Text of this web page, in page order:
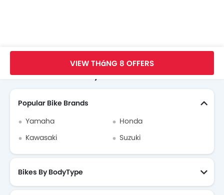
VIEW THáNG 8 OFFERS
Search Other Motorcycles
Popular Bike Brands
Yamaha
Honda
Kawasaki
Suzuki
Bikes By BodyType